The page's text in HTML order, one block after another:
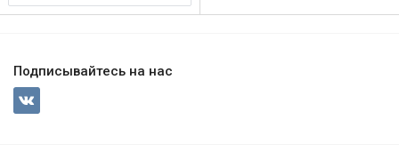
Подписывайтесь на нас